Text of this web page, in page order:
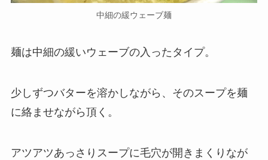
中細の緩ウェーブ麺
麺は中細の緩いウェーブの入ったタイプ。
少しずつバターを溶かしながら、そのスープを麺
に絡ませながら頂く。
アツアツあっさりスープに毛穴が開きまくりなが